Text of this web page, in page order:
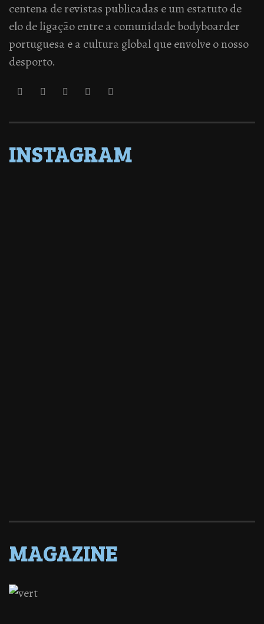
centena de revistas publicadas e um estatuto de
elo de ligação entre a comunidade bodyboarder
portuguesa e a cultura global que envolve o nosso
desporto.
INSTAGRAM
MAGAZINE